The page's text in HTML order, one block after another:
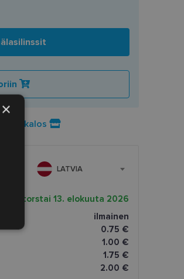
veikalos
LATVIA
torstai 13. elokuuta 2026
ilmainen
0.75 €
1.00 €
1.75 €
2.00 €
×